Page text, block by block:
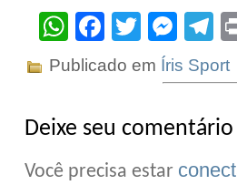
WhatsApp
Facebook
Twitter
Publicado em Íris Sport
Deixe seu comentário
Você precisa estar